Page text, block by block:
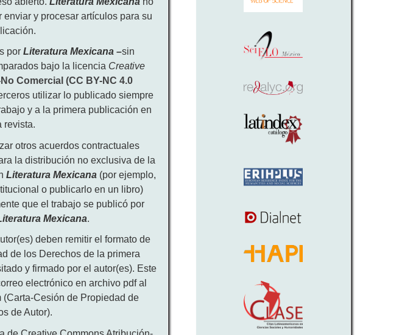
y procesar artículos para su
por Literatura Mexicana–sin
bajo la licencia Creative
Comercial (CC BY-NC 4.0
utilizar lo publicado siempre
y a la primera publicación en
revista.
otros acuerdos contractuales
la distribución no exclusiva de la
Literatura Mexicana (por ejemplo,
o publicarlo en un libro)
que el trabajo se publicó por
Mexicana.
deben remitir el formato de
de los Derechos de la primera
y firmado por el autor(es). Este
electrónico en archivo pdf al
Cesión de Propiedad de
de Autor).